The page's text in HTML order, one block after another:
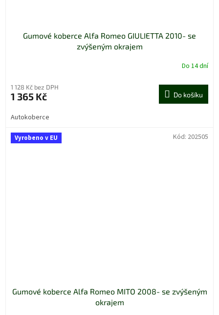
Gumové koberce Alfa Romeo GIULIETTA 2010- se
zvýšeným okrajem
Do 14 dní
1 128 Kč bez DPH
1 365 Kč Do košíku
Autokoberce
Vyrobeno v EU
Gumové koberce Alfa Romeo MITO 2008- se zvýšeným
okrajem
Kód: 202505